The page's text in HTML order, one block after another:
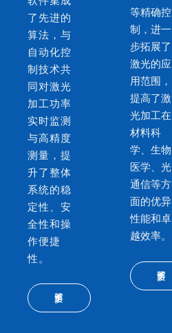
了先进的
算法，与
自动化控
制技术共
同对激光
加工功率
实时监测
与高精度
测量，提
升了整体
系统的稳
定性、安
全性和操
作便捷
性。
了解更多
等精确控
制，进一
步拓展了
激光的应
用范围，
提高了激
光加工在
材料科
学、生物
医学、光
通信等方
面的优异
性能和卓
越效率。
了解更多